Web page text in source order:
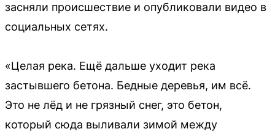
засняли происшествие и опубликовали видео в
социальных сетях.
«Целая река. Ещё дальше уходит река
застывшего бетона. Бедные деревья, им всё.
Это не лёд и не грязный снег, это бетон,
который сюда выливали зимой между